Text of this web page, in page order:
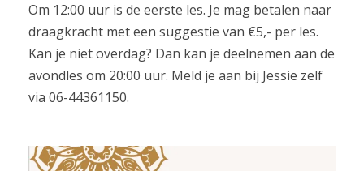
Om 12:00 uur is de eerste les. Je mag betalen naar
draagkracht met een suggestie van €5,- per les.
Kan je niet overdag? Dan kan je deelnemen aan de
avondles om 20:00 uur. Meld je aan bij Jessie zelf
via 06-44361150.